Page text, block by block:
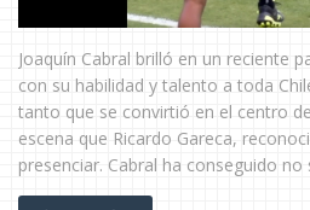
Joaquín Cabral brilló en un reciente
con su habilidad y talento a toda
tanto que se convirtió en el centro
escena que Ricardo Gareca,
presenciar. Cabral ha conseguido
sino también despertar el